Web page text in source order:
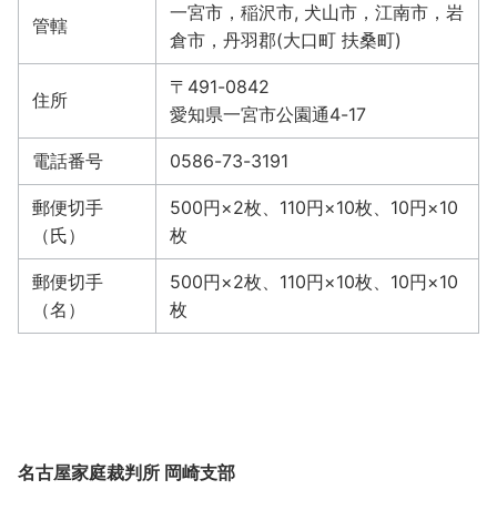
管轄
一宮市，稲沢市, 犬山市，江南市，岩
倉市，丹羽郡(大口町 扶桑町)
住所
〒491-0842
愛知県一宮市公園通4-17
電話番号 0586-73-3191
郵便切手
（氏）
500円×2枚、110円×10枚、10円×10
枚
郵便切手
（名）
500円×2枚、110円×10枚、10円×10
枚
名古屋家庭裁判所 岡崎支部